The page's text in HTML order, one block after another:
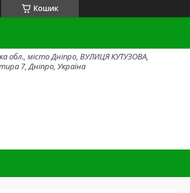
Кошик
обл., місто Дніпро, ВУЛИЦЯ КУТУЗОВА,
7, Дніпро, Україна